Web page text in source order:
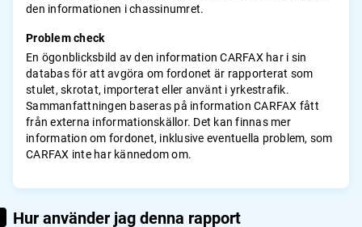
den informationen i chassinumret.
Problem check
En ögonblicksbild av den information CARFAX har i sin
databas för att avgöra om fordonet är rapporterat som
stulet, skrotat, importerat eller använt i yrkestrafik.
Sammanfattningen baseras på information CARFAX fått
från externa informationskällor. Det kan finnas mer
information om fordonet, inklusive eventuella problem, som
CARFAX inte har kännedom om.
Hur använder jag denna rapport